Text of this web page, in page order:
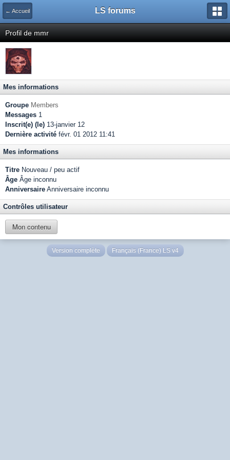
← Accueil LS forums
Profil de mmr
Mes informations
Groupe Members
Messages 1
Inscrit(e) (le) 13-janvier 12
Dernière activité févr. 01 2012 11:41
Mes informations
Titre Nouveau / peu actif
Âge Âge inconnu
Anniversaire Anniversaire inconnu
Contrôles utilisateur
Mon contenu
Version complète Français (France) LS v4